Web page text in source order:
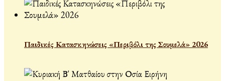
Παιδικές Κατασκηνώσεις «Περιβόλι της Σουμελά» 2026